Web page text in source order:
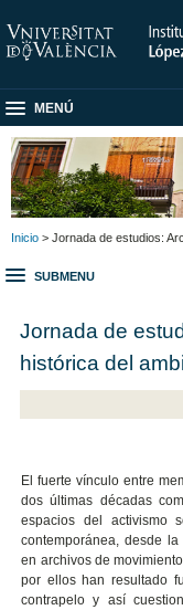
MENÚ
Inicio > Jornada de estudios:
SUBMENU
Jornada de
histórica del
El fuerte vínculo entre
dos últimas décadas
espacios del activismo
contemporánea, desde
en archivos de
por ellos han resultado
contrapelo y así